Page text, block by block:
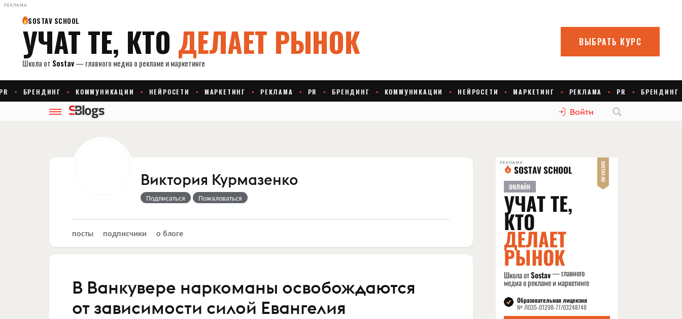
РЕКЛАМА
Войти
Виктория Курмазенко
Подписаться Пожаловаться
посты подписчики о блоге
В Ванкувере наркоманы освобождаются
от зависимости силой Евангелия
РЕКЛАМА